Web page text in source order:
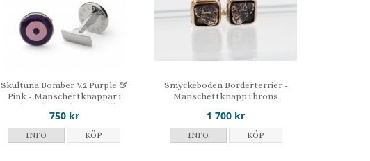
Skultuna Bomber V.2 Purple &
Pink - Manschettknappar i
silverpläterad och emalj
750 kr
INFO KÖP
Smyckeboden Borderterrier -
Manschettknapp i brons
1 700 kr
INFO KÖP